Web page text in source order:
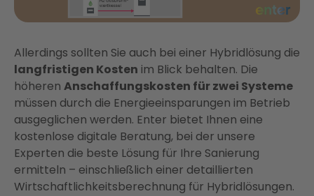
Allerdings sollten Sie auch bei einer Hybridlösung die
langfristigen Kosten im Blick behalten. Die
höheren Anschaffungskosten für zwei Systeme
müssen durch die Energieeinsparungen im Betrieb
ausgeglichen werden. Enter bietet Ihnen eine
kostenlose digitale Beratung, bei der unsere
Experten die beste Lösung für Ihre Sanierung
ermitteln – einschließlich einer detaillierten
Wirtschaftlichkeitsberechnung für Hybridlösungen.